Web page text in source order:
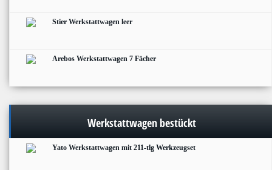
Stier Werkstattwagen leer
Arebos Werkstattwagen 7 Fächer
Werkstattwagen bestückt
Yato Werkstattwagen mit 211-tlg Werkzeugset